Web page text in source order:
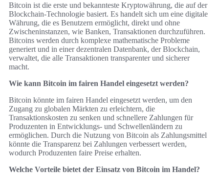
Bitcoin ist die erste und bekannteste Kryptowährung, die auf der
Blockchain-Technologie basiert. Es handelt sich um eine digitale
Währung, die es Benutzern ermöglicht, direkt und ohne
Zwischeninstanzen, wie Banken, Transaktionen durchzuführen.
Bitcoins werden durch komplexe mathematische Probleme
generiert und in einer dezentralen Datenbank, der Blockchain,
verwaltet, die alle Transaktionen transparenter und sicherer
macht.
Wie kann Bitcoin im fairen Handel eingesetzt werden?
Bitcoin könnte im fairen Handel eingesetzt werden, um den
Zugang zu globalen Märkten zu erleichtern, die
Transaktionskosten zu senken und schnellere Zahlungen für
Produzenten in Entwicklungs- und Schwellenländern zu
ermöglichen. Durch die Nutzung von Bitcoin als Zahlungsmittel
könnte die Transparenz bei Zahlungen verbessert werden,
wodurch Produzenten faire Preise erhalten.
Welche Vorteile bietet der Einsatz von Bitcoin im Handel?